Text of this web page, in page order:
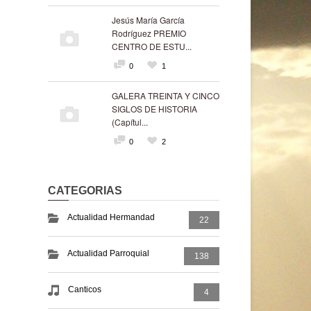
Jesús María García
Rodríguez PREMIO
CENTRO DE ESTU...
0 1
GALERA TREINTA Y CINCO
SIGLOS DE HISTORIA
(Capítul...
0 2
CATEGORIAS
Actualidad Hermandad 22
Actualidad Parroquial 138
Canticos 4